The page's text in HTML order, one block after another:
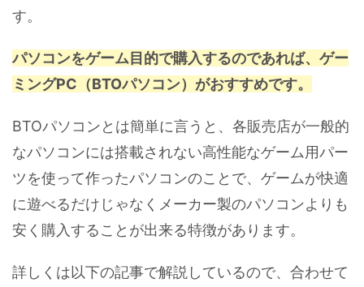
す。
パソコンをゲーム目的で購入するのであれば、ゲー
ミングPC（BTOパソコン）がおすすめです。
BTOパソコンとは簡単に言うと、各販売店が一般的
なパソコンには搭載されない高性能なゲーム用パー
ツを使って作ったパソコンのことで、ゲームが快適
に遊べるだけじゃなくメーカー製のパソコンよりも
安く購入することが出来る特徴があります。
詳しくは以下の記事で解説しているので、合わせて